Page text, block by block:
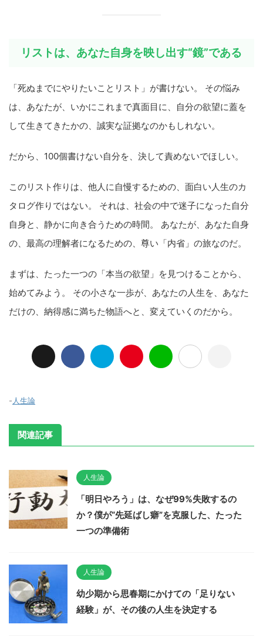
リストは、あなた自身を映し出す“鏡”である
「死ぬまでにやりたいことリスト」が書けない。 その悩み
は、あなたが、いかにこれまで真面目に、自分の欲望に蓋を
して生きてきたかの、誠実な証拠なのかもしれない。
だから、100個書けない自分を、決して責めないでほしい。
このリスト作りは、他人に自慢するための、面白い人生のカ
タログ作りではない。 それは、社会の中で迷子になった自分
自身と、静かに向き合うための時間。 あなたが、あなた自身
の、最高の理解者になるための、尊い「内省」の旅なのだ。
まずは、たった一つの「本当の欲望」を見つけることから、
始めてみよう。 その小さな一歩が、あなたの人生を、あなた
だけの、納得感に満ちた物語へと、変えていくのだから。
- 人生論
関連記事
人生論
「明日やろう」は、なぜ99%失敗するの
か？僕が“先延ばし癖”を克服した、たった
一つの準備術
人生論
幼少期から思春期にかけての「足りない
経験」が、その後の人生を決定する